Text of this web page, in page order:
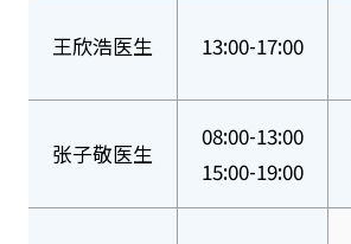
王欣浩医生 13:00-17:00
张子敬医生
08:00-13:00
15:00-19:00